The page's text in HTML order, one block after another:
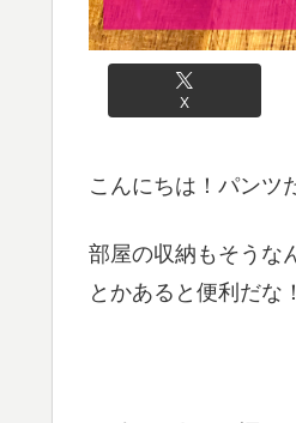
X
こんにちは！パンツ
部屋の収納もそうな
とかあると便利だな